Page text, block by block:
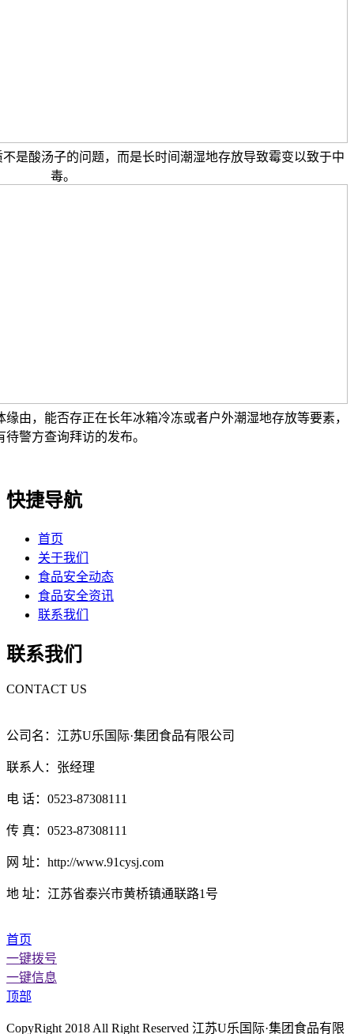
是酸汤子的问题，而是长时间潮湿地存放导致霉变以致于中
毒。
由，能否存正在长年冰箱冷冻或者户外潮湿地存放等要素，
待警方查询拜访的发布。
快捷导航
首页
关于我们
食品安全动态
食品安全资讯
联系我们
联系我们
CONTACT US
公司名：江苏U乐国际·集团食品有限公司
联系人：张经理
电 话：0523-87308111
传 真：0523-87308111
网 址：http://www.91cysj.com
地 址：江苏省泰兴市黄桥镇通联路1号
首页
一键拨号
一键信息
顶部
CopyRight 2018 All Right Reserved 江苏U乐国际·集团食品有限